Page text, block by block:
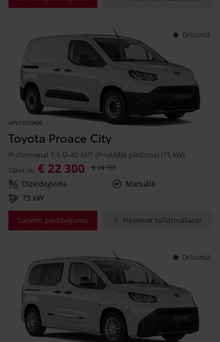
Drīzumā
#PVT3370406
Toyota Proace City
Professional 1.5 D-4D M/T (Priekšējā piedziņa) (75 kW)
Sākot no € 22 300 € 24 750
Dīzeļdegviela
Manuālā
75 kW
Saņemt piedāvājumu Pievienot salīdzināšanai
Drīzumā